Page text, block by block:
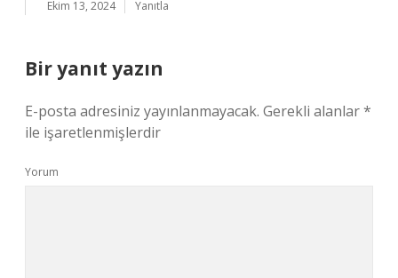
Ekim 13, 2024 Yanıtla
Bir yanıt yazın
E-posta adresiniz yayınlanmayacak. Gerekli alanlar*
ile işaretlenmişlerdir
Yorum